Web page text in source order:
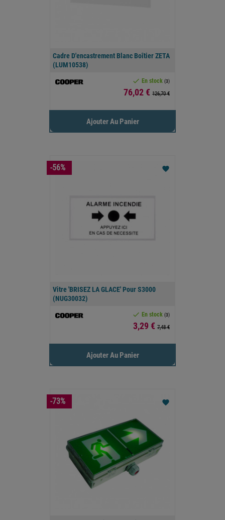
Cadre D'encastrement Blanc Boîtier ZETA
(LUM10538)
 En stock (3)
Prix
76,02 € 126,70 €
Ajouter Au Panier
Vitre 'BRISEZ LA GLACE' Pour S3000
(NUG30032)
 En stock (3)
Prix
3,29 € 7,48 €
favorite
Ajouter Au Panier
-56%
favorite
-73%